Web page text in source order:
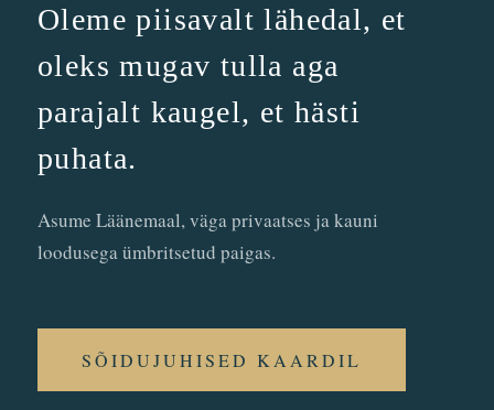
Oleme piisavalt lähedal, et
oleks mugav tulla aga
parajalt kaugel, et hästi
puhata.
Asume Läänemaal, väga privaatses ja kauni
loodusega ümbritsetud paigas.
SÕIDUJUHISED KAARDIL